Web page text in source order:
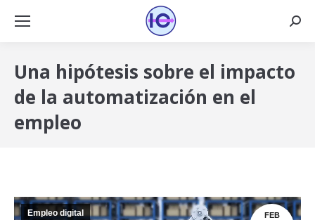
Una hipótesis sobre el impacto
de la automatización en el
empleo
FEB
Empleo digital